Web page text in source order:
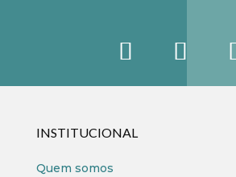
INSTITUCIONAL
Quem somos